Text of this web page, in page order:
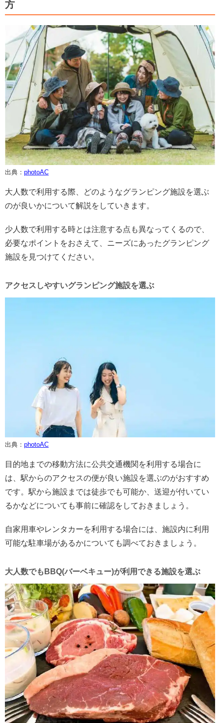
方
出典： photoAC
大人数で利用する際、どのようなグランピング施設を選ぶ
のが良いかについて解説をしていきます。
少人数で利用する時とは注意する点も異なってくるので、
必要なポイントをおさえて、ニーズにあったグランピング
施設を見つけてください。
アクセスしやすいグランピング施設を選ぶ
出典： photoAC
目的地までの移動方法に公共交通機関を利用する場合に
は、駅からのアクセスの便が良い施設を選ぶのがおすすめ
です。駅から施設までは徒歩でも可能か、送迎が付いてい
るかなどについても事前に確認をしておきましょう。
自家用車やレンタカーを利用する場合には、施設内に利用
可能な駐車場があるかについても調べておきましょう。
大人数でもBBQ(バーベキュー)が利用できる施設を選ぶ